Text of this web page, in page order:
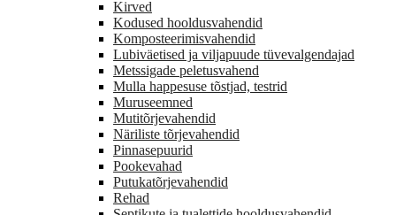
Kirved
Kodused hooldusvahendid
Komposteerimisvahendid
Lubiväetised ja viljapuude tüvevalgendajad
Metssigade peletusvahend
Mulla happesuse tõstjad, testrid
Muruseemned
Mutitõrjevahendid
Näriliste tõrjevahendid
Pinnasepuurid
Pookevahad
Putukatõrjevahendid
Rehad